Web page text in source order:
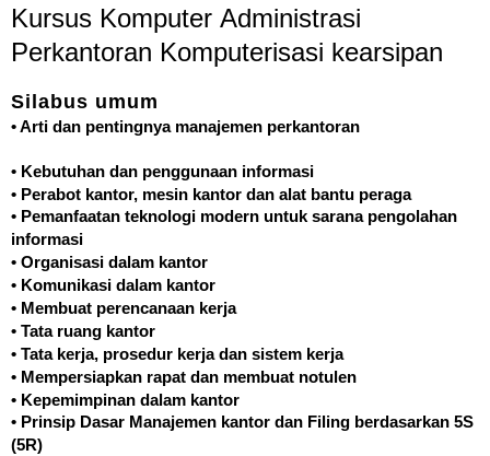
Kursus Komputer Administrasi
Perkantoran Komputerisasi kearsipan
Silabus umum
• Arti dan pentingnya manajemen perkantoran
• Kebutuhan dan penggunaan informasi
• Perabot kantor, mesin kantor dan alat bantu peraga
• Pemanfaatan teknologi modern untuk sarana pengolahan
informasi
• Organisasi dalam kantor
• Komunikasi dalam kantor
• Membuat perencanaan kerja
• Tata ruang kantor
• Tata kerja, prosedur kerja dan sistem kerja
• Mempersiapkan rapat dan membuat notulen
• Kepemimpinan dalam kantor
• Prinsip Dasar Manajemen kantor dan Filing berdasarkan 5S
(5R)